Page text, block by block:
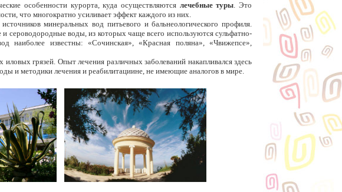
особенности курорта, куда осуществляются лечебные туры. Это
что многократно усиливает эффект каждого из них.
минеральных вод питьевого и бальнеологического профиля.
сероводородные воды, из которых чаще всего используются сульфатно-
наиболее известны: «Сочинская», «Красная поляна», «Чвижепсе»,
грязей. Опыт лечения различных заболеваний накапливался здесь
и методики лечения и реабилитациине, не имеющие аналогов в мире.